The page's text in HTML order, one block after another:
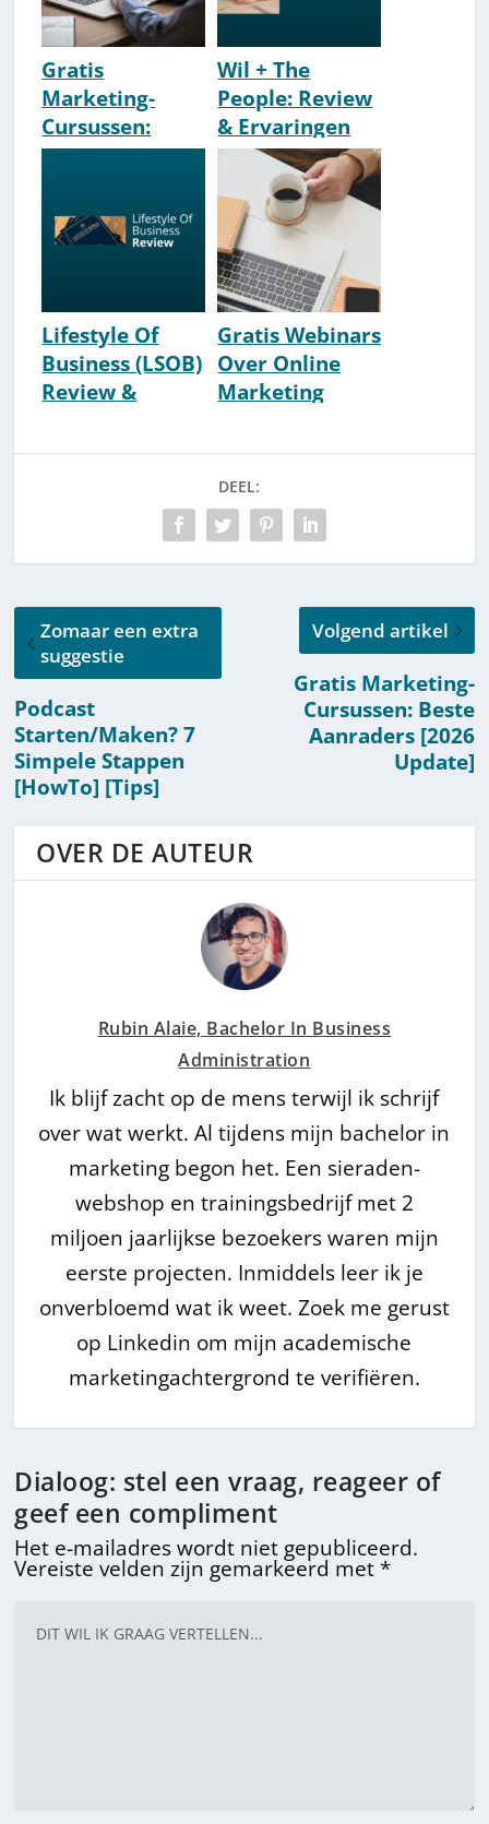
Gratis
Marketing-
Cursussen:
Beste
[2026 Update]
Wil + The
People: Review
& Ervaringen
[Shine Business
School]
Lifestyle Of
Business (LSOB)
Review &
[2026]
Gratis Webinars
Over Online
Marketing
Trainingen]
DEEL:
Zomaar een extra
suggestie
Podcast
Starten/Maken? 7
Simpele Stappen
[HowTo] [Tips]
Volgend artikel
Gratis Marketing-
Cursussen: Beste
Aanraders [2026
Update]
OVER DE AUTEUR
Rubin Alaie, Bachelor In Business
Administration
Ik blijf zacht op de mens terwijl ik schrijf
over wat werkt. Al tijdens mijn bachelor in
marketing begon het. Een sieraden-
webshop en trainingsbedrijf met 2
miljoen jaarlijkse bezoekers waren mijn
eerste projecten. Inmiddels leer ik je
onverbloemd wat ik weet. Zoek me gerust
op Linkedin om mijn academische
marketingachtergrond te verifiëren.
Dialoog: stel een vraag, reageer of
geef een compliment
Het e-mailadres wordt niet gepubliceerd.
Vereiste velden zijn gemarkeerd met *